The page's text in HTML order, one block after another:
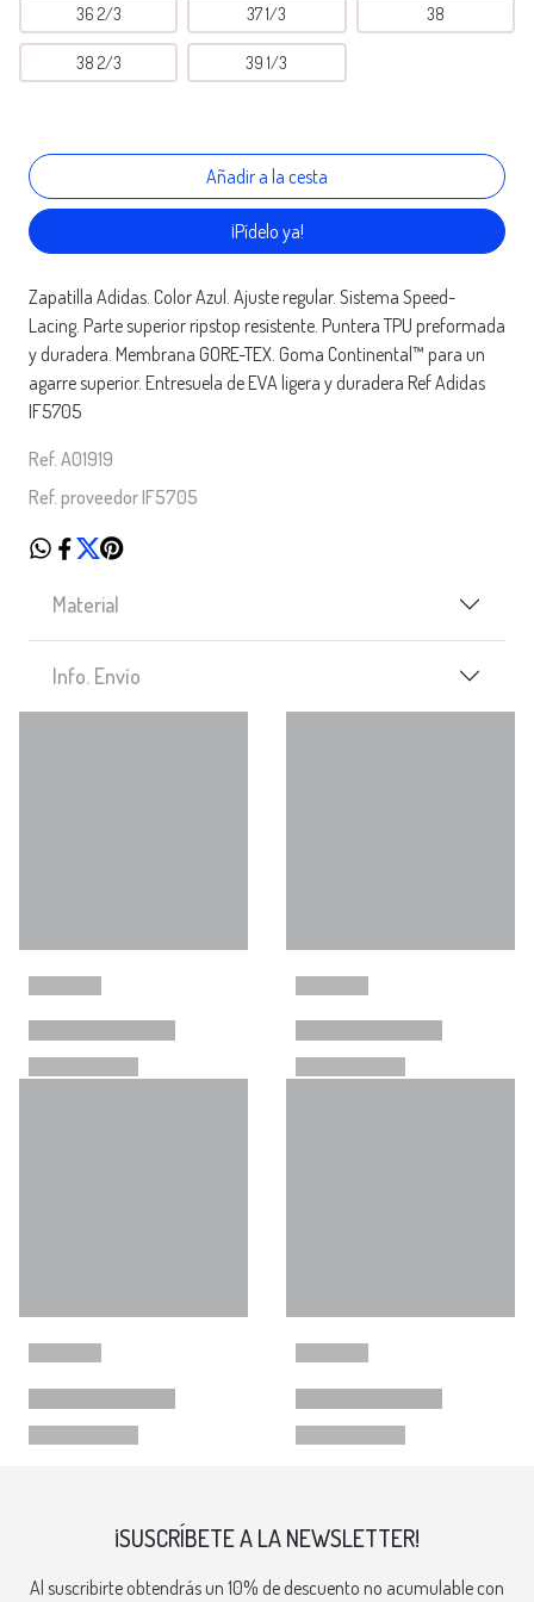
36 2/3 37 1/3 38
38 2/3 39 1/3
¡Pídelo ya!
Zapatilla Adidas. Color Azul. Ajuste regular. Sistema Speed-
Lacing. Parte superior ripstop resistente. Puntera TPU preformada
y duradera. Membrana GORE-TEX. Goma Continental™ para un
agarre superior. Entresuela de EVA ligera y duradera Ref Adidas
IF5705
Ref. A01919
Ref. proveedor IF5705
Material
Info. Envío
¡SUSCRÍBETE A LA NEWSLETTER!
Al suscribirte obtendrás un 10% de descuento no acumulable con